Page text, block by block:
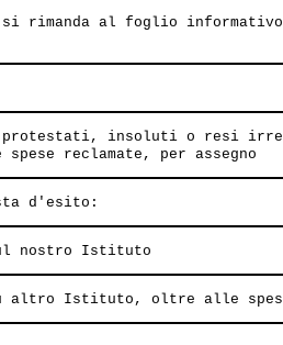
si rimanda al foglio
protestati, insoluti o resi